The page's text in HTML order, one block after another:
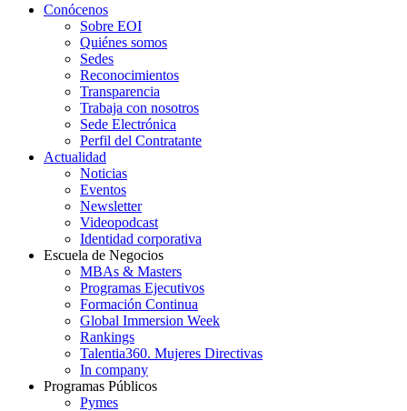
Conócenos
Sobre EOI
Quiénes somos
Sedes
Reconocimientos
Transparencia
Trabaja con nosotros
Sede Electrónica
Perfil del Contratante
Actualidad
Noticias
Eventos
Newsletter
Videopodcast
Identidad corporativa
Escuela de Negocios
MBAs & Masters
Programas Ejecutivos
Formación Continua
Global Immersion Week
Rankings
Talentia360. Mujeres Directivas
In company
Programas Públicos
Pymes